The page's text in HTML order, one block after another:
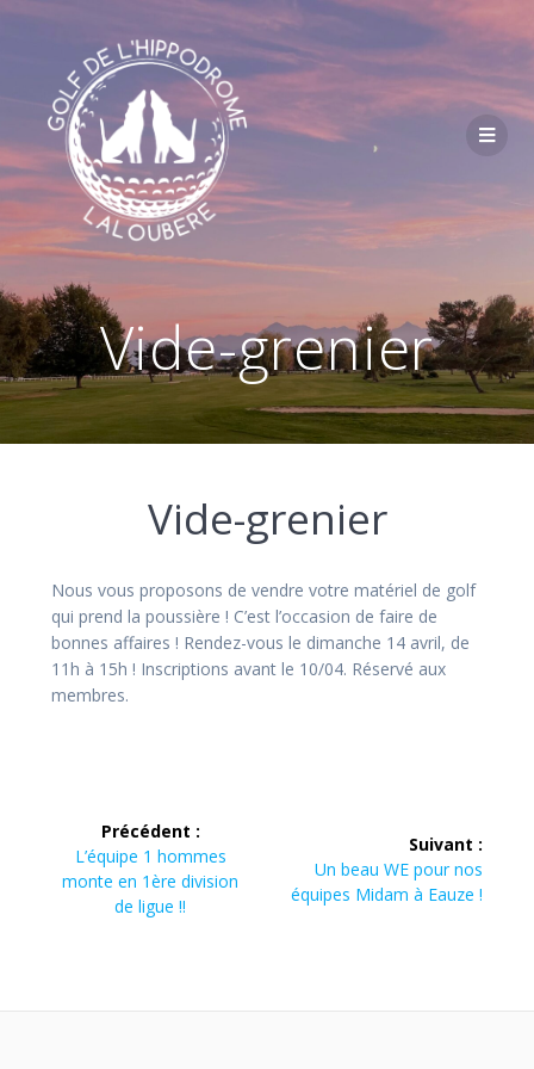
Passer
contenu
Vide-grenier
Vide-grenier
Nous vous proposons de vendre votre matériel de golf
qui prend la poussière ! C’est l’occasion de faire de
bonnes affaires ! Rendez-vous le dimanche 14 avril, de
11h à 15h ! Inscriptions avant le 10/04. Réservé aux
membres.
Navigation
de
l’article
Précédent :
Article
précédent :
L’équipe 1 hommes
monte en 1ère division
de ligue !!
Suivant :
Article
suivant :
Un beau WE pour nos
équipes Midam à Eauze !